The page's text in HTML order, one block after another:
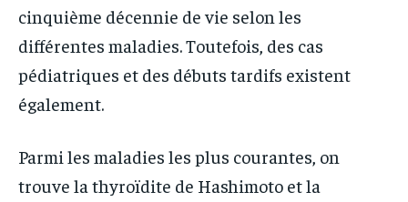
cinquième décennie de vie selon les
différentes maladies. Toutefois, des cas
pédiatriques et des débuts tardifs existent
également.
Parmi les maladies les plus courantes, on
trouve la thyroïdite de Hashimoto et la